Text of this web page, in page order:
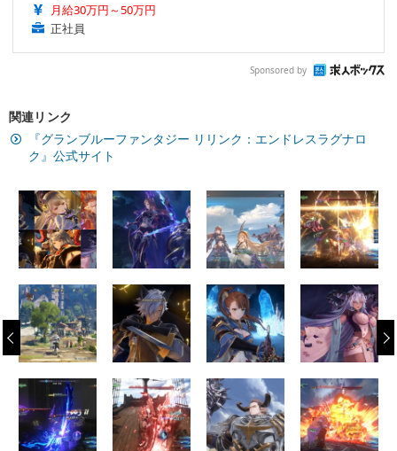
月給30万円～50万円
正社員
Sponsored by
関連リンク
『グランブルーファンタジー リリンク：エンドレスラグナロ
ク』公式サイト
‹